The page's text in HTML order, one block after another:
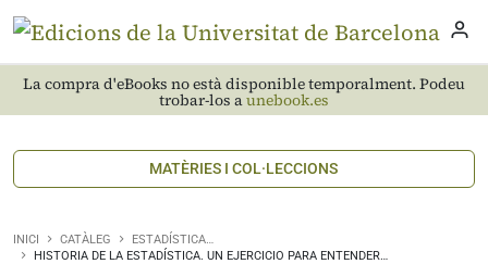
La compra d'eBooks no està disponible temporalment. Podeu
trobar-los aunebook.es
MATÈRIES I COL·LECCIONS
INICI CATÀLEG
ESTADÍSTICA…
HISTORIA DE LA ESTADÍSTICA. UN EJERCICIO PARA ENTENDER…